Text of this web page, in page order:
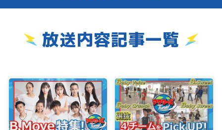
放送内容記事一覧